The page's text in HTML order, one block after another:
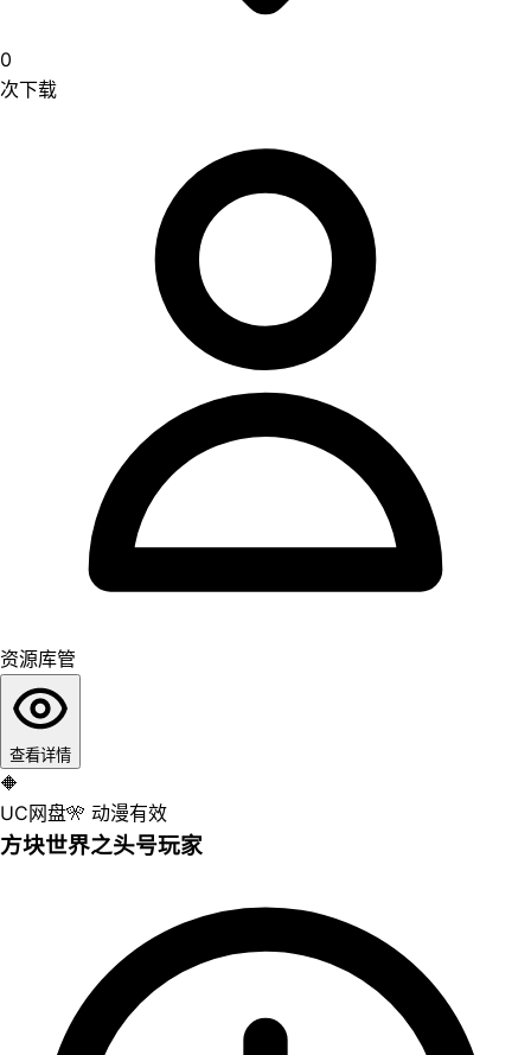
0
次下载
资源库管
查看详情
🔶
UC网盘🎌 动漫有效
方块世界之头号玩家